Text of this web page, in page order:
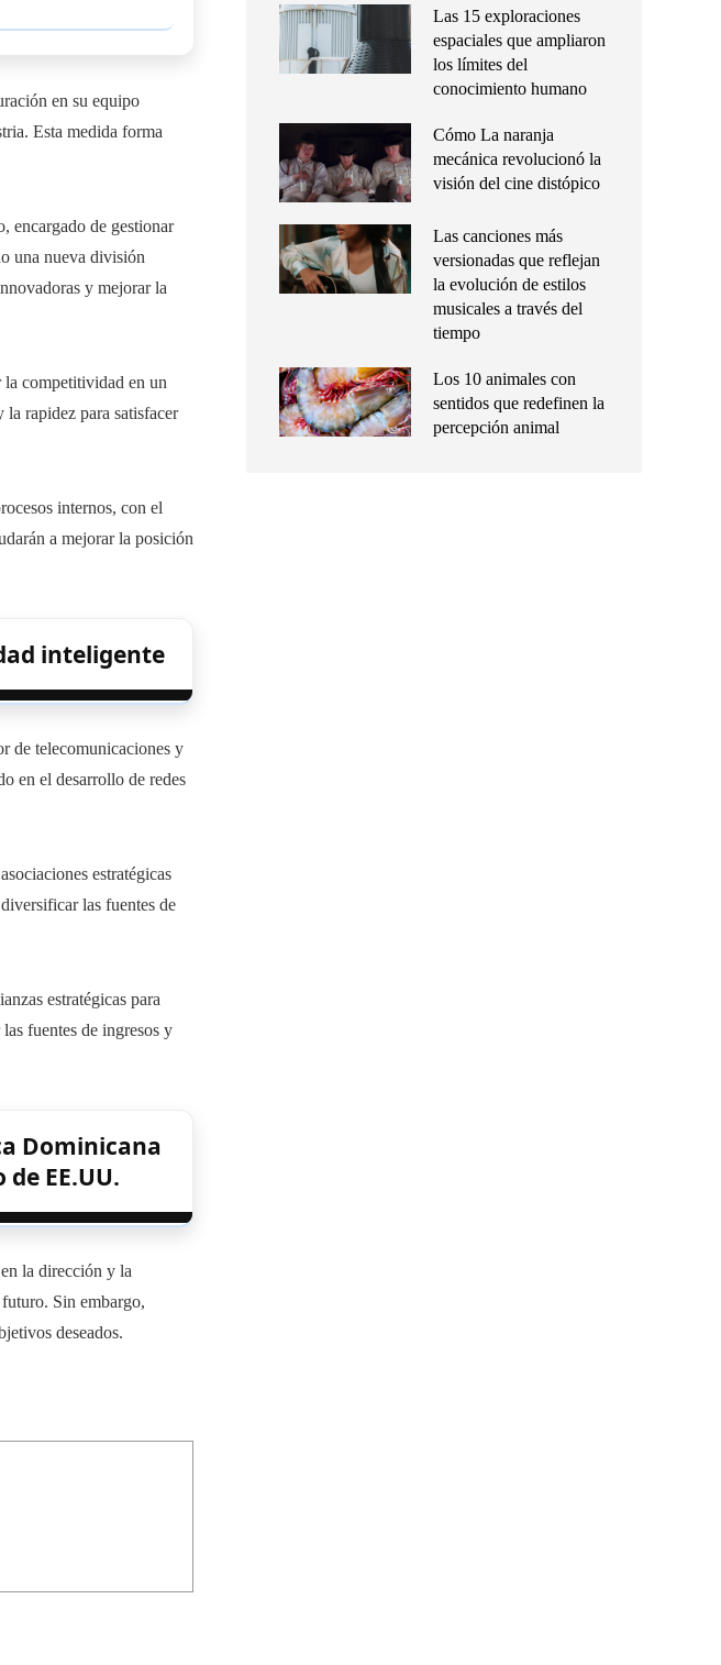
en su equipo
Esta medida forma
encargado de gestionar
una nueva división
y mejorar la
la competitividad en un
rapidez para satisfacer
internos, con el
a mejorar la posición
inteligente
de telecomunicaciones y
en el desarrollo de redes
estratégicas
las fuentes de
estratégicas para
fuentes de ingresos y
Dominicana
EE.UU.
la dirección y la
Sin embargo,
deseados.
Las 15 exploraciones
espaciales que ampliaron
los límites del
conocimiento humano
Cómo La naranja
mecánica revolucionó la
visión del cine distópico
Las canciones más
versionadas que reflejan
la evolución de estilos
musicales a través del
tiempo
Los 10 animales con
sentidos que redefinen la
percepción animal